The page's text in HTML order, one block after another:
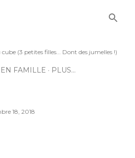
(3 petites filles... Dont des jumelles !)
FAMILLE PLUS…
18, 2018